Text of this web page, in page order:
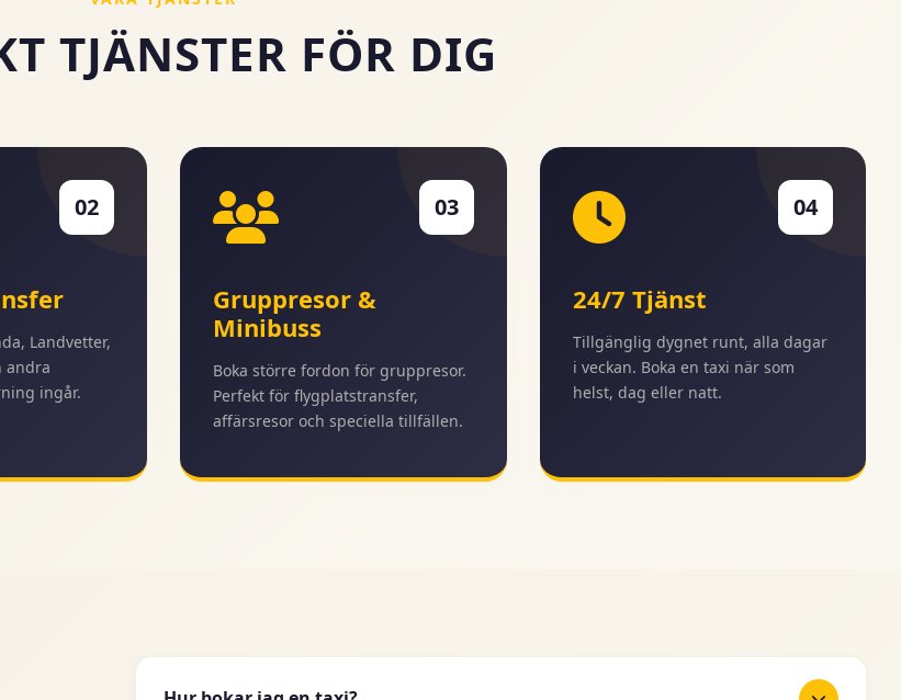
TJÄNSTER FÖR DIG
02
Landvetter,
andra
ingår.
03
Gruppresor &
Minibuss
Boka större fordon för gruppresor.
Perfekt för flygplatstransfer,
affärsresor och speciella tillfällen.
04
24/7 Tjänst
Tillgänglig dygnet runt, alla dagar
i veckan. Boka en taxi när som
helst, dag eller natt.